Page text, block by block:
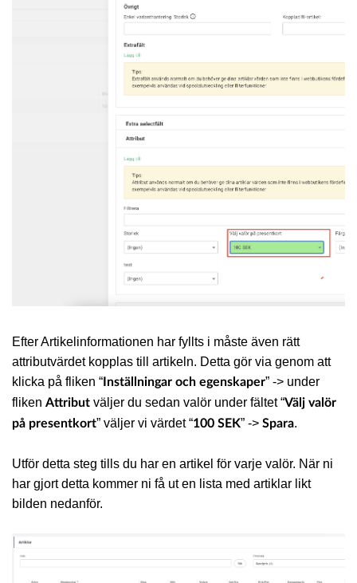
Efter Artikelinformationen har fyllts i måste även rätt
attributvärdet kopplas till artikeln. Detta gör via genom att
klicka på fliken “ Inställningar och egenskaper” -> under
fliken Attribut väljer du sedan valör under fältet “Välj valör
på presentkort” väljer vi värdet “100 SEK” -> Spara.
Utför detta steg tills du har en artikel för varje valör. När ni
har gjort detta kommer ni få ut en lista med artiklar likt
bilden nedanför.